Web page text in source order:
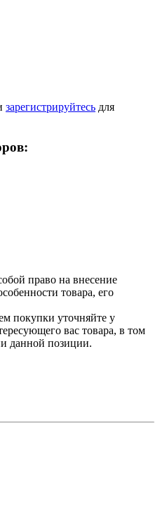
зарегистрируйтесь для
право на внесение
товара, его
покупки уточняйте у
вас товара, в том
данной позиции.